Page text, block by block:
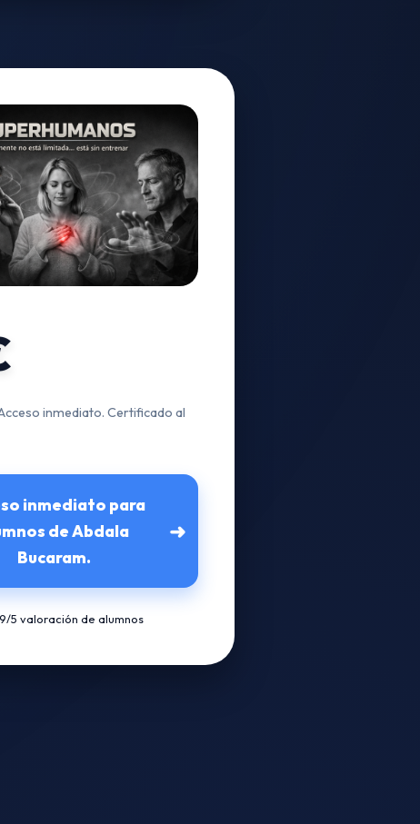
inmediato. Certificado al
inmediato para
de Abdala
Bucaram.
➜
5 valoración de alumnos